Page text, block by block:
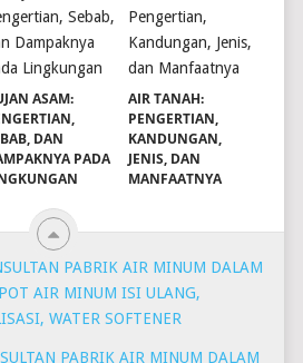
ASAM:
DAN
PADA
AIR TANAH:
PENGERTIAN,
KANDUNGAN,
JENIS, DAN
MANFAATNYA
PABRIK AIR MINUM DALAM